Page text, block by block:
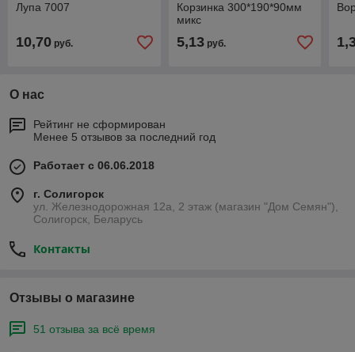
Лупа 7007
10,70 руб.
Корзинка 300*190*90мм
микс
5,13руб.
О нас
Рейтинг не сформирован
Менее 5 отзывов за последний год
Работает с 06.06.2018
г. Солигорск
ул. Железнодорожная 12а, 2 этаж (магазин "Дом Семян"),
Солигорск, Беларусь
Контакты
Отзывы о магазине
51 отзыва за всё время